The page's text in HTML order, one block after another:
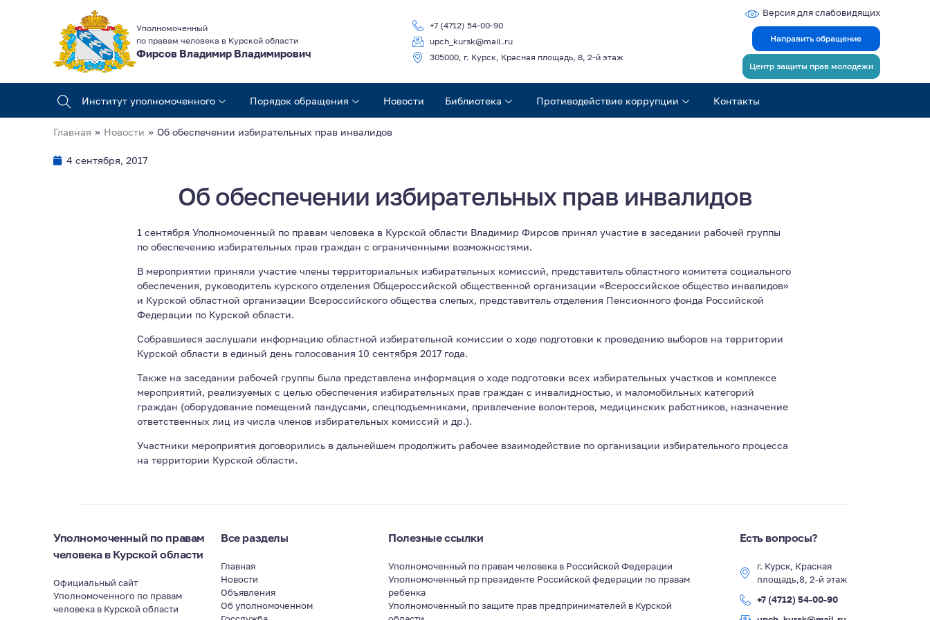
Уполномоченный
по правам человека в Курской области
Фирсов Владимир Владимирович
+7 (4712) 54-00-90
upch_kursk@mail.ru
305000, г. Курск, Красная площадь, 8, 2-й этаж
Версия для слабовидящих
Направить обращение
Центр защиты прав молодежи
Институт уполномоченного Порядок обращения Новости Библиотека Противодействие коррупции Контакты
Главная » Новости » Об обеспечении избирательных прав инвалидов
4 сентября, 2017
Об обеспечении избирательных прав инвалидов
1 сентября Уполномоченный по правам человека в Курской области Владимир Фирсов принял участие в заседании рабочей группы
по обеспечению избирательных прав граждан с ограниченными возможностями.
В мероприятии приняли участие члены территориальных избирательных комиссий, представитель областного комитета социального
обеспечения, руководитель курского отделения Общероссийской общественной организации «Всероссийское общество инвалидов»
и Курской областной организации Всероссийского общества слепых, представитель отделения Пенсионного фонда Российской
Федерации по Курской области.
Собравшиеся заслушали информацию областной избирательной комиссии о ходе подготовки к проведению выборов на территории
Курской области в единый день голосования 10 сентября 2017 года.
Также на заседании рабочей группы была представлена информация о ходе подготовки всех избирательных участков и комплексе
мероприятий, реализуемых с целью обеспечения избирательных прав граждан с инвалидностью, и маломобильных категорий
граждан (оборудование помещений пандусами, спецподъемниками, привлечение волонтеров, медицинских работников, назначение
ответственных лиц из числа членов избирательных комиссий и др.).
Участники мероприятия договорились в дальнейшем продолжить рабочее взаимодействие по организации избирательного процесса
на территории Курской области.
Уполномоченный по правам
человека в Курской области
Официальный сайт
Уполномоченного по правам
человека в Курской области
Все разделы
Главная
Новости
Объявления
Об уполномоченном
Полезные ссылки
Уполномоченный по правам человека в Российской Федерации
Уполномоченный пр президенте Российской федерации по правам
ребенка
Уполномоченный по защите прав предпринимателей в Курской
Есть вопросы?
г. Курск, Красная
площадь,8, 2-й этаж
+7 (4712) 54-00-90